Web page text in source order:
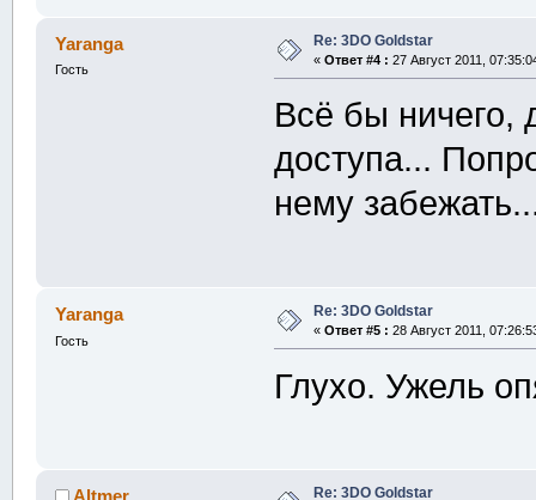
Yaranga
Гость
Re: 3DO Goldstar
« Ответ #4 : 27 Август 2011,
Всё бы ничего,
доступа...
нему
Yaranga
Гость
Re: 3DO Goldstar
« Ответ #5 : 28 Август 2011,
Глухо. Ужель
Altmer Re: 3DO Goldstar